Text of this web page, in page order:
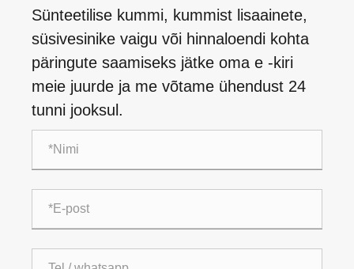
Sünteetilise kummi, kummist lisaainete,
süsivesinike vaigu või hinnaloendi kohta
päringute saamiseks jätke oma e -kiri
meie juurde ja me võtame ühendust 24
tunni jooksul.